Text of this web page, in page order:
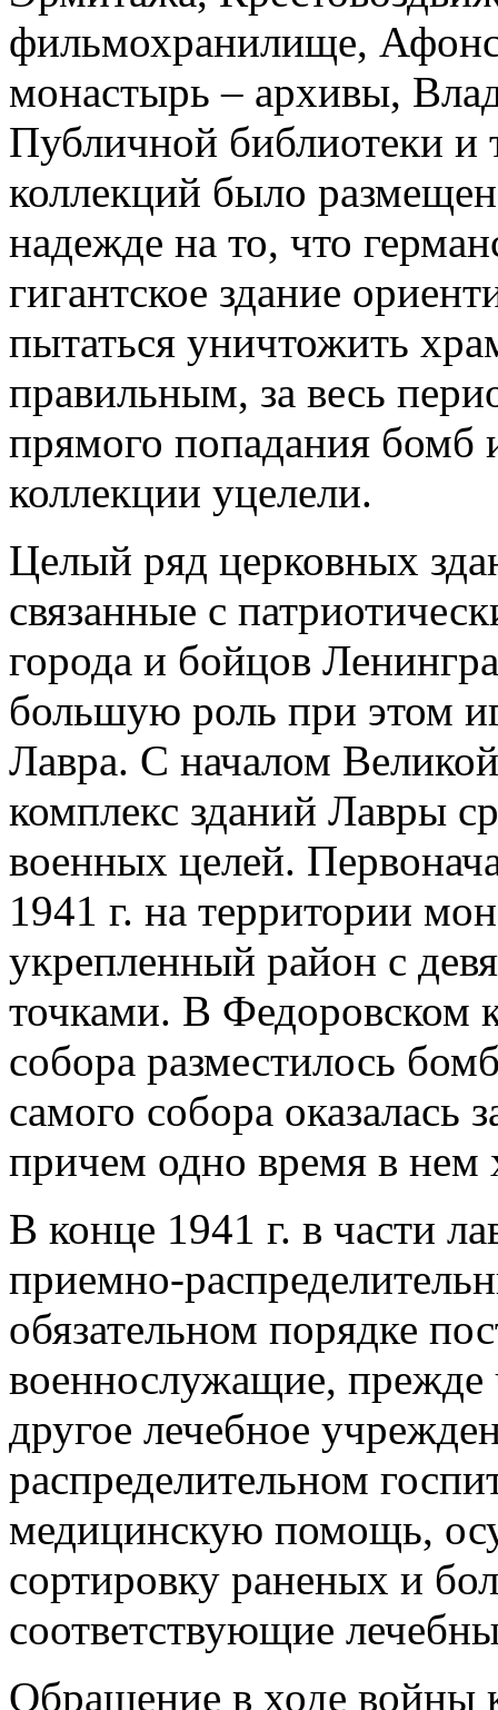
фильмохранилище,
монастырь – архивы,
Публичной библиотеки
коллекций было
надежде на то, что
гигантское здание
пытаться уничтожить
правильным, за весь
прямого попадания бомб
коллекции уцелели.
Целый ряд церковных
связанные с
города и бойцов
большую роль при этом
Лавра. С началом
комплекс зданий Лавры
военных целей.
1941 г. на территории
укрепленный район с
точками. В Федоровском
собора разместилось
самого собора оказалась
причем одно время в нем
В конце 1941 г. в части
приемно-
обязательном порядке
военнослужащие, прежде
другое лечебное
распределительном
медицинскую помощь,
сортировку раненых и
соответствующие
Обращение в ходе войны